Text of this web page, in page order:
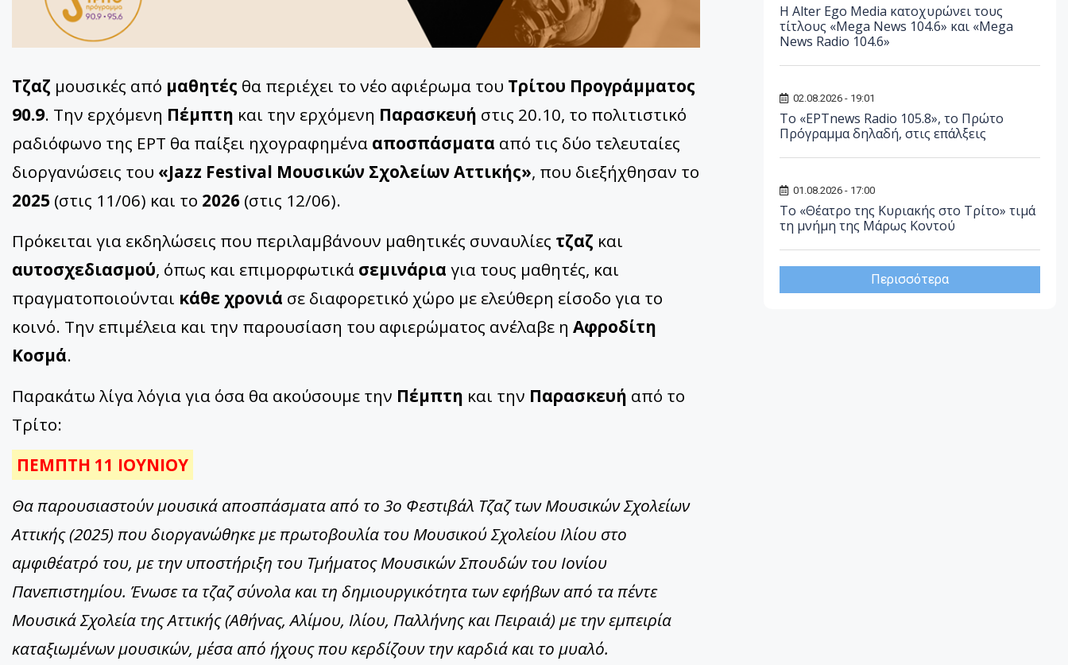
Τζαζ μουσικές από μαθητές θα περιέχει το νέο αφιέρωμα του Τρίτου Προγράμματος
90.9. Την ερχόμενη Πέμπτη και την ερχόμενη Παρασκευή στις 20.10, το πολιτιστικό
ραδιόφωνο της ΕΡΤ θα παίξει ηχογραφημένα αποσπάσματα από τις δύο τελευταίες
διοργανώσεις του «Jazz Festival Μουσικών Σχολείων Αττικής», που διεξήχθησαν το
2025 (στις 11/06) και το 2026 (στις 12/06).
Πρόκειται για εκδηλώσεις που περιλαμβάνουν μαθητικές συναυλίες τζαζ και
αυτοσχεδιασμού, όπως και επιμορφωτικά σεμινάρια για τους μαθητές, και
πραγματοποιούνται κάθε χρονιά σε διαφορετικό χώρο με ελεύθερη είσοδο για το
κοινό. Την επιμέλεια και την παρουσίαση του αφιερώματος ανέλαβε η Αφροδίτη
Κοσμά.
Παρακάτω λίγα λόγια για όσα θα ακούσουμε την Πέμπτη και την Παρασκευή από το
Τρίτο:
ΠΕΜΠΤΗ 11 ΙΟΥΝΙΟΥ
Θα παρουσιαστούν μουσικά αποσπάσματα από το 3ο Φεστιβάλ Τζαζ των Μουσικών Σχολείων
Αττικής (2025) που διοργανώθηκε με πρωτοβουλία του Μουσικού Σχολείου Ιλίου στο
αμφιθέατρό του, με την υποστήριξη του Τμήματος Μουσικών Σπουδών του Ιονίου
Πανεπιστημίου. Ένωσε τα τζαζ σύνολα και τη δημιουργικότητα των εφήβων από τα πέντε
Μουσικά Σχολεία της Αττικής (Αθήνας, Αλίμου, Ιλίου, Παλλήνης και Πειραιά) με την εμπειρία
καταξιωμένων μουσικών, μέσα από ήχους που κερδίζουν την καρδιά και το μυαλό.
Η Alter Ego Media κατοχυρώνει τους
τίτλους «Mega News 104.6» και «Mega
News Radio 104.6»
02.08.2026 - 19:01
Το «ΕΡΤnews Radio 105.8», το Πρώτο
Πρόγραμμα δηλαδή, στις επάλξεις
01.08.2026 - 17:00
Το «Θέατρο της Κυριακής στο Τρίτο» τιμά
τη μνήμη της Μάρως Κοντού
Περισσότερα